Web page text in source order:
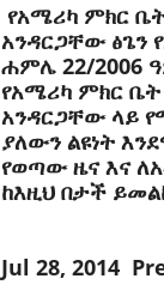
የአሜሪካ ምክር
አንዳርጋቸው ፅጌን
ሐምሌ 22/2006
የአሜሪካ ምክር
አንዳርጋቸው ላይ
ያለውን ልዩነት
የወጣው ዜና እና
ከእዚህ በታች
Jul 28, 2014